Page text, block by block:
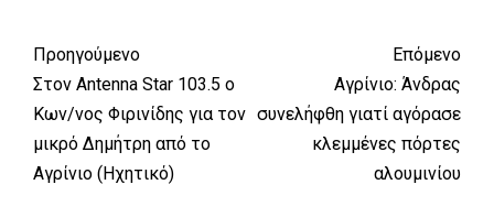
Προηγούμενο
Στον Antenna Star 103.5 ο
Κων/νος Φιρινίδης για τον
μικρό Δημήτρη από το
Αγρίνιο (Ηχητικό)
Επόμενο
Αγρίνιο: Άνδρας
συνελήφθη γιατί αγόρασε
κλεμμένες πόρτες
αλουμινίου